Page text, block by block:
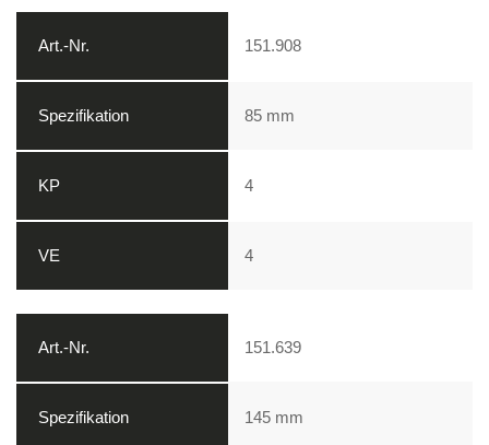
151.908
85 mm
4
4
151.639
145 mm